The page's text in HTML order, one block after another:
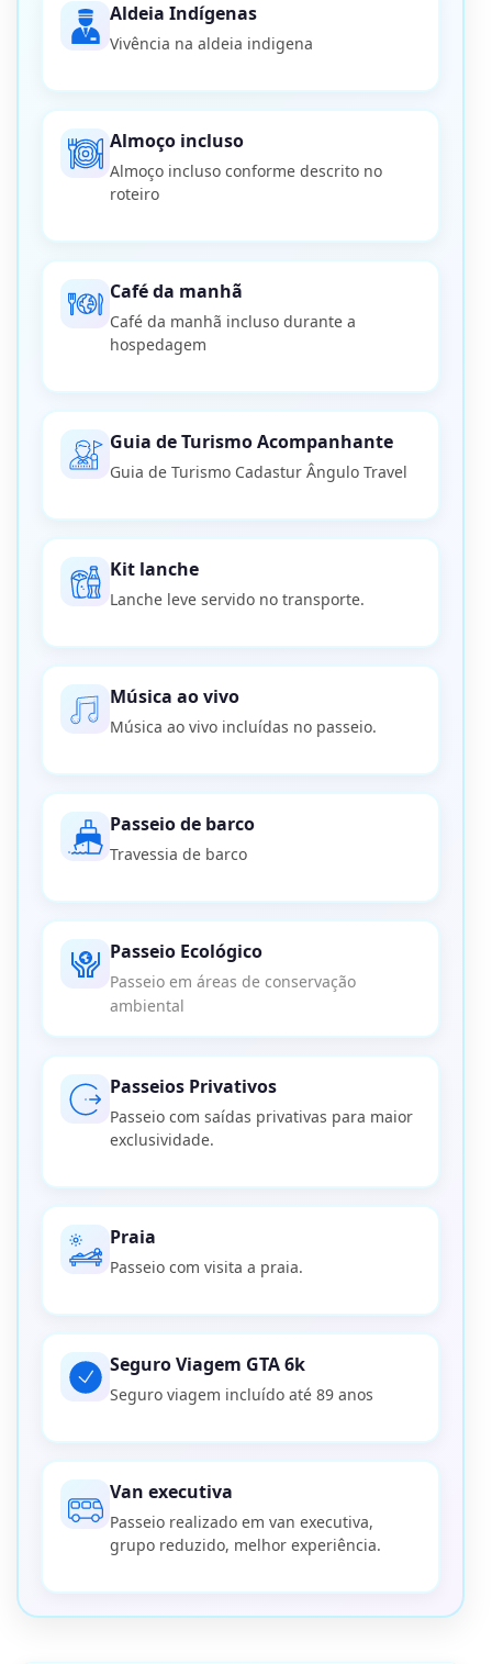
Aldeia Indígenas
Vivência na aldeia indigena
Almoço incluso
Almoço incluso conforme descrito no
roteiro
Café da manhã
Café da manhã incluso durante a
hospedagem
Guia de Turismo Acompanhante
Guia de Turismo Cadastur Ângulo Travel
Kit lanche
Lanche leve servido no transporte.
Música ao vivo
Música ao vivo incluídas no passeio.
Passeio de barco
Travessia de barco
Passeio Ecológico
Passeio em áreas de conservação
ambiental
Passeios Privativos
Passeio com saídas privativas para maior
exclusividade.
Praia
Passeio com visita a praia.
Seguro Viagem GTA 6k
Seguro viagem incluído até 89 anos
Van executiva
Passeio realizado em van executiva,
grupo reduzido, melhor experiência.